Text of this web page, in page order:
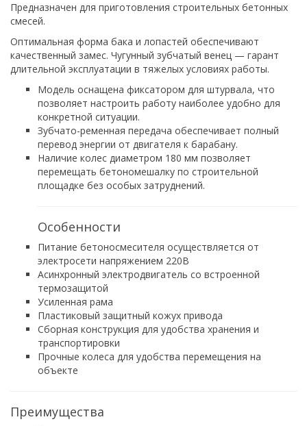
Предназначен для приготовления строительных бетонных
смесей.
Оптимальная форма бака и лопастей обеспечивают
качественный замес. Чугунный зубчатый венец — гарант
длительной эксплуатации в тяжелых условиях работы.
Модель оснащена фиксатором для штурвала, что
позволяет настроить работу наиболее удобно для
конкретной ситуации.
Зубчато-ременная передача обеспечивает полный
перевод энергии от двигателя к барабану.
Наличие колес диаметром 180 мм позволяет
перемещать бетономешалку по строительной
площадке без особых затруднений.
Особенности
Питание бетоносмесителя осуществляется от
электросети напряжением 220В
Асинхронный электродвигатель со встроенной
термозащитой
Усиленная рама
Пластиковый защитный кожух привода
Сборная конструкция для удобства хранения и
транспортировки
Прочные колеса для удобства перемещения на
объекте
Преимущества